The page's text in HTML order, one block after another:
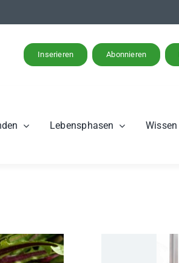
Inserieren Abonnieren
Lebensphasen Wissen